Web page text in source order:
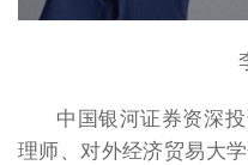
中国银河证券资深
理师、对外经济贸易大